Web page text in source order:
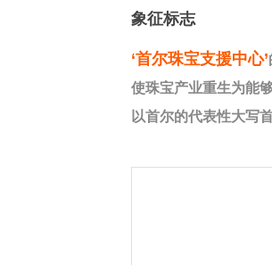
绍
象征标志
‘首尔珠宝支援中心’
使珠宝产业重生为能
以首尔的代表性大写